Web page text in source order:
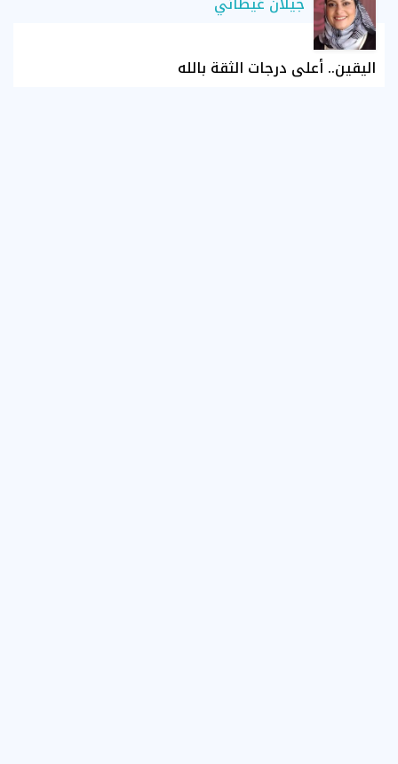
اليقين.. أعلى درجات الثقة بالله